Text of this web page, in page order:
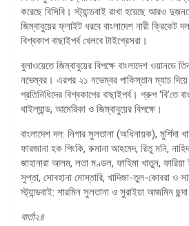
করেছে বিসিবি। স্ট্যান্ডবাই রাখা হয়েছে আরও
জিম্বাবুয়ের ফ্লাইট ধরবে বাংলাদেশ নারী ক্রিকেট
বিশ্বকাপ বাছাইপর্ব খেলবে টাইগ্রেসরা।
বুলাওয়েতে জিম্বাবুয়ের বিপক্ষে বাংলাদেশ ওয়ানডে
নভেম্বর। এরপর ২১ নভেম্বর পাকিস্তান ম্যাচ
প্রতিনিধিদের বিশ্বকাপের বাছাইপর্ব। গ্রুপ ‘বি’তে
থাইল্যান্ড, আমেরিকা ও জিম্বাবুয়ের বিপক্ষে।
বাংলাদেশ দল: নিগার সুলতানা (অধিনায়ক), মুর্শিদা
ফারজানা হক পিংকি, রুমানা আহমেদ, রিতু মনি,
জাহানারা আলম, লতা মণ্ডল, ফাহিমা খাতুন,
সুপ্তা, সোবহানা মোস্তারি, খাদিজা-তুল-কোবরা ও
স্ট্যান্ডবাই: শারমিন সুলতানা ও সুরাইয়া আজমিন
বার্তা২৪